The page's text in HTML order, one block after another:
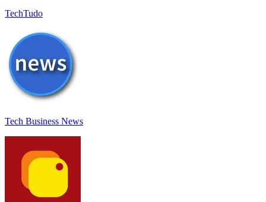
TechTudo
Tech Business News